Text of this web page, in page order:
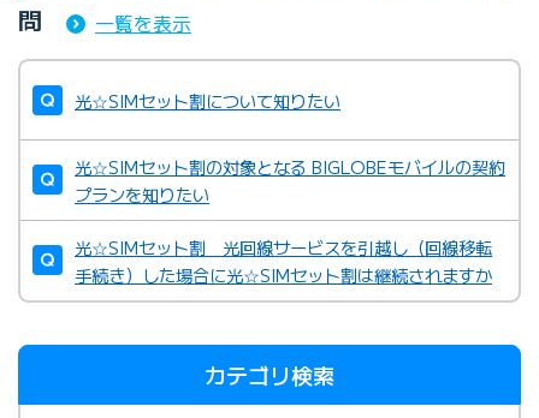
問
一覧を表示
光☆SIMセット割について知りたい
光☆SIMセット割の対象となる BIGLOBEモバイルの契約
プランを知りたい
光☆SIMセット割 光回線サービスを引越し（回線移転
手続き）した場合に光☆SIMセット割は継続されますか
カテゴリ検索